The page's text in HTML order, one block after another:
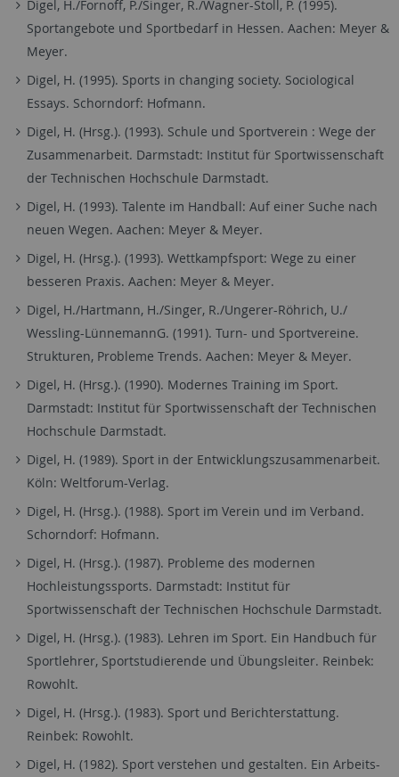
Digel, H./Fornoff, P./Singer, R./Wagner-Stoll, P. (1995).
Sportangebote und Sportbedarf in Hessen. Aachen: Meyer &
Meyer.
Digel, H. (1995). Sports in changing society. Sociological
Essays. Schorndorf: Hofmann.
Digel, H. (Hrsg.). (1993). Schule und Sportverein : Wege der
Zusammenarbeit. Darmstadt: Institut für Sportwissenschaft
der Technischen Hochschule Darmstadt.
Digel, H. (1993). Talente im Handball: Auf einer Suche nach
neuen Wegen. Aachen: Meyer & Meyer.
Digel, H. (Hrsg.). (1993). Wettkampfsport: Wege zu einer
besseren Praxis. Aachen: Meyer & Meyer.
Digel, H./Hartmann, H./Singer, R./Ungerer-Röhrich, U./
Wessling-LünnemannG. (1991). Turn- und Sportvereine.
Strukturen, Probleme Trends. Aachen: Meyer & Meyer.
Digel, H. (Hrsg.). (1990). Modernes Training im Sport.
Darmstadt: Institut für Sportwissenschaft der Technischen
Hochschule Darmstadt.
Digel, H. (1989). Sport in der Entwicklungszusammenarbeit.
Köln: Weltforum-Verlag.
Digel, H. (Hrsg.). (1988). Sport im Verein und im Verband.
Schorndorf: Hofmann.
Digel, H. (Hrsg.). (1987). Probleme des modernen
Hochleistungssports. Darmstadt: Institut für
Sportwissenschaft der Technischen Hochschule Darmstadt.
Digel, H. (Hrsg.). (1983). Lehren im Sport. Ein Handbuch für
Sportlehrer, Sportstudierende und Übungsleiter. Reinbek:
Rowohlt.
Digel, H. (Hrsg.). (1983). Sport und Berichterstattung.
Reinbek: Rowohlt.
Digel, H. (1982). Sport verstehen und gestalten. Ein Arbeits-